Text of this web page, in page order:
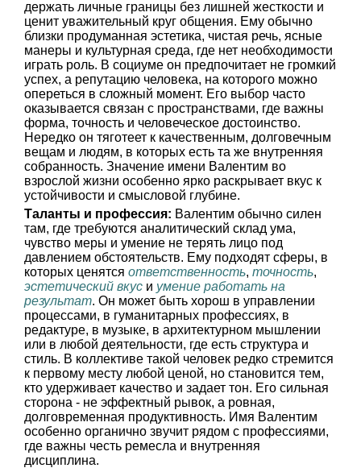
держать личные границы без лишней жесткости и
ценит уважительный круг общения. Ему обычно
близки продуманная эстетика, чистая речь, ясные
манеры и культурная среда, где нет необходимости
играть роль. В социуме он предпочитает не громкий
успех, а репутацию человека, на которого можно
опереться в сложный момент. Его выбор часто
оказывается связан с пространствами, где важны
форма, точность и человеческое достоинство.
Нередко он тяготеет к качественным, долговечным
вещам и людям, в которых есть та же внутренняя
собранность. Значение имени Валентим во
взрослой жизни особенно ярко раскрывает вкус к
устойчивости и смысловой глубине.
Таланты и профессия: Валентим обычно силен
там, где требуются аналитический склад ума,
чувство меры и умение не терять лицо под
давлением обстоятельств. Ему подходят сферы, в
которых ценятся ответственность, точность,
эстетический вкус и умение работать на
результат. Он может быть хорош в управлении
процессами, в гуманитарных профессиях, в
редактуре, в музыке, в архитектурном мышлении
или в любой деятельности, где есть структура и
стиль. В коллективе такой человек редко стремится
к первому месту любой ценой, но становится тем,
кто удерживает качество и задает тон. Его сильная
сторона - не эффектный рывок, а ровная,
долговременная продуктивность. Имя Валентим
особенно органично звучит рядом с профессиями,
где важны честь ремесла и внутренняя
дисциплина.